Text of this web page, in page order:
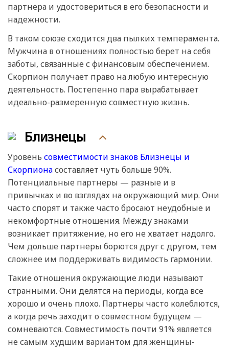
партнера и удостовериться в его безопасности и
надежности.
В таком союзе сходится два пылких темперамента.
Мужчина в отношениях полностью берет на себя
заботы, связанные с финансовым обеспечением.
Скорпион получает право на любую интересную
деятельность. Постепенно пара вырабатывает
идеально-размеренную совместную жизнь.
Близнецы
Уровень совместимости знаков Близнецы и
Скорпионасоставляет чуть больше 90%.
Потенциальные партнеры — разные и в
привычках и во взглядах на окружающий мир. Они
часто спорят и также часто бросают неудобные и
некомфортные отношения. Между знаками
возникает притяжение, но его не хватает надолго.
Чем дольше партнеры борются друг с другом, тем
сложнее им поддерживать видимость гармонии.
Такие отношения окружающие люди называют
странными. Они делятся на периоды, когда все
хорошо и очень плохо. Партнеры часто колеблются,
а когда речь заходит о совместном будущем —
сомневаются. Совместимость почти 91% является
не самым худшим вариантом для женщины-